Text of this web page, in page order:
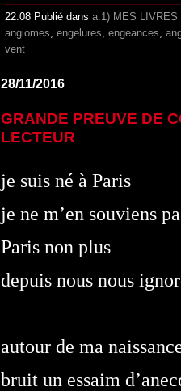
22:08 Publié dans a.1) MES LIVRES
angiomes engelures engeances
vent
28/11/2016
GRANDE PREUVE DE
LECTEUR
je suis né à Paris
je ne m’en souviens
Paris non plus
depuis nous nous
autour de ma
bruit un essaim